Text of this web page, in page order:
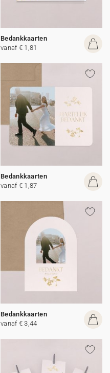
Bedankkaarten
vanaf € 1,81
Bedankkaarten
vanaf € 1,87
Bedankkaarten
vanaf € 3,44